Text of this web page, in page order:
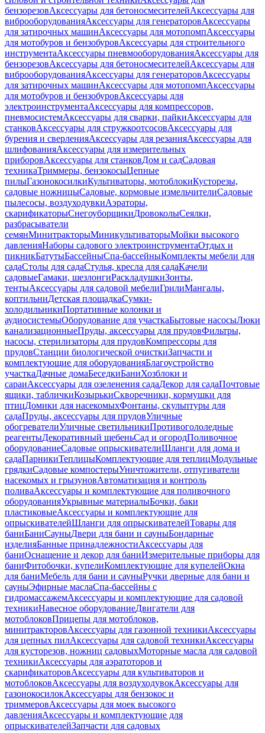
бензорезовАксессуары для бетоносмесителейАксессуары для
виброоборудованияАксессуары для генераторовАксессуары
для затирочных машинАксессуары для мотопомпАксессуары
для мотобуров и бензобуровАксессуары для строительного
инструментаАксессуары пневмооборудованияАксессуары для
бензорезовАксессуары для бетоносмесителейАксессуары для
виброоборудованияАксессуары для генераторовАксессуары
для затирочных машинАксессуары для мотопомпАксессуары
для мотобуров и бензобуровАксессуары для
электроинструментаАксессуары для компрессоров,
пневмосистемАксессуары для сварки, пайкиАксессуары для
станковАксессуары для стружкоотсосовАксессуары для
бурения и сверленияАксессуары для резанияАксессуары для
шлифованияАксессуары для измерительных
приборовАксессуары для станковДом и садСадовая
техникаТриммеры, бензокосыЦепные
пилыГазонокосилкиКультиваторы, мотоблокиКусторезы,
садовые ножницыСадовые, кормовые измельчителиСадовые
пылесосы, воздуходувкиАэраторы,
скарификаторыСнегоуборщикиДровоколыСеялки,
разбрасыватели
семянМинитракторыМиникультиваторыМойки высокого
давленияНаборы садового электроинструментаОтдых и
пикникБатутыБассейныСпа-бассейныКомплекты мебели для
садаСтолы для садаСтулья, кресла для садаКачели
садовыеГамаки, шезлонгиРаскладушкиЗонты,
тентыАксессуары для садовой мебелиГрилиМангалы,
коптильниДетская площадкаСумки-
холодильникиПортативные колонки и
аудиосистемыОборудование для участкаБытовые насосыЛюки
канализационныеПруды, аксессуары для прудовФильтры,
насосы, стерилизаторы для прудовКомпрессоры для
прудовСтанции биологической очисткиЗапчасти и
комплектующие для оборудованияБлагоустройство
участкаДачные домаБеседкиБаниХозблоки и
сараиАксессуары для озеленения садаДекор для садаПочтовые
ящики, табличкиКозырькиСкворечники, кормушки для
птицДомики для насекомыхФонтаны, скульптуры для
садаПруды, аксессуары для прудовУличные
обогревателиУличные светильникиПротивогололедные
реагентыДекоративный щебеньСад и огородПоливочное
оборудованиеСадовые опрыскивателиШланги для дома и
садаПарникиТеплицыКомплектующие для теплицМодульные
грядкиСадовые компостерыУничтожители, отпугиватели
насекомых и грызуновАвтоматизация и контроль
поливаАксессуары и комплектующие для поливочного
оборудованияУкрывные материалыБочки, баки
пластиковыеАксессуары и комплектующие для
опрыскивателейШланги для опрыскивателейТовары для
баниБаниСауныДвери для бани и сауныБондарные
изделияБанные принадлежностиАксессуары для
баниОснащение и декор для баниИзмерительные приборы для
баниФитобочки, купелиКомплектующие для купелейОкна
для баниМебель для бани и сауныРучки дверные для бани и
сауныЭфирные маслаСпа-бассейны с
гидромассажемАксессуары и комплектующие для садовой
техникиНавесное оборудованиеДвигатели для
мотоблоковПрицепы для мотоблоков,
минитракторовАксессуары для газонной техникиАксессуары
для цепных пилАксессуары для садовой техникиАксессуары
для кусторезов, ножниц садовыхМоторные масла для садовой
техникиАксессуары для аэратоторов и
скарификаторовАксессуары для культиваторов и
мотоблоковАксессуары для воздуходувокАксессуары для
газонокосилокАксессуары для бензокос и
триммеровАксессуары для моек высокого
давленияАксессуары и комплектующие для
опрыскивателейЗапчасти для садовых